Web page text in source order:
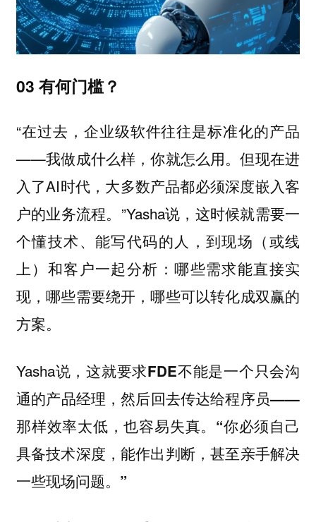
03 有何门槛？
“在过去，企业级软件往往是标准化的产品
——我做成什么样，你就怎么用。但现在进
入了AI时代，大多数产品都必须深度嵌入客
户的业务流程。”Yasha说，这时候就需要一
个懂技术、能写代码的人，到现场（或线
上）和客户一起分析：哪些需求能直接实
现，哪些需要绕开，哪些可以转化成双赢的
方案。
Yasha说，这就要求FDE不能是一个只会沟
通的产品经理，然后回去传达给程序员——
那样效率太低，也容易失真。“你必须自己
具备技术深度，能作出判断，甚至亲手解决
一些现场问题。”